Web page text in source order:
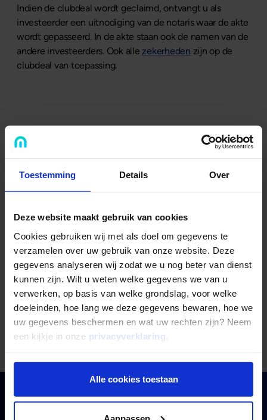
Toestemming Details Over
Deze website maakt gebruik van cookies
Cookies gebruiken wij met als doel om gegevens te
verzamelen over uw gebruik van onze website. Deze
gegevens analyseren wij zodat we u nog beter van dienst
kunnen zijn. Wilt u weten welke gegevens we van u
verwerken, op basis van welke grondslag, voor welke
doeleinden, hoe lang we deze gegevens bewaren, hoe we
uw gegevens beschermen en wat uw rechten zijn? Neem
een kijkje in onze privacyverklaring
Alle cookies toestaan
Indien de clubdeal wordt geclaimd, ontvangt u als
investeerder een uitnodiging van de notaris waar de akte
wordt gepasseerd. In de akte staan ook de namen van de
andere investeerders. Ook alle zekerheden zijn op de
clubdeal van toepassing.
Meer onderwerpen
Lees verder
Wat betekent investeren in zakelijke hypotheken?
Lees verder
Vorige slide
Terug naar overzicht